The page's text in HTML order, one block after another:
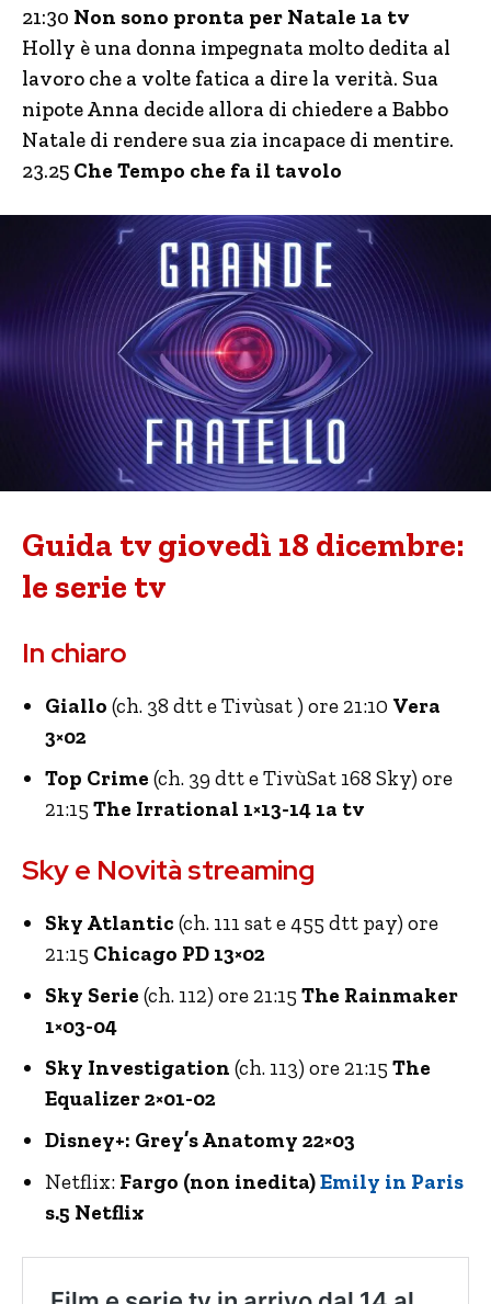
21:30 Non sono pronta per Natale 1a tv
Holly è una donna impegnata molto dedita al
lavoro che a volte fatica a dire la verità. Sua
nipote Anna decide allora di chiedere a Babbo
Natale di rendere sua zia incapace di mentire.
23.25 Che Tempo che fa il tavolo
Guida tv giovedì 18 dicembre:
le serie tv
In chiaro
Giallo (ch. 38 dtt e Tivùsat ) ore 21:10 Vera
3×02
Top Crime (ch. 39 dtt e TivùSat 168 Sky) ore
21:15 The Irrational 1×13-14 1a tv
Sky e Novità streaming
Sky Atlantic (ch. 111 sat e 455 dtt pay) ore
21:15 Chicago PD 13×02
Sky Serie (ch. 112) ore 21:15 The Rainmaker
1×03-04
Sky Investigation (ch. 113) ore 21:15 The
Equalizer 2×01-02
Disney+: Grey’s Anatomy 22×03
Netflix: Fargo (non inedita)Emily in Paris
s.5 Netflix